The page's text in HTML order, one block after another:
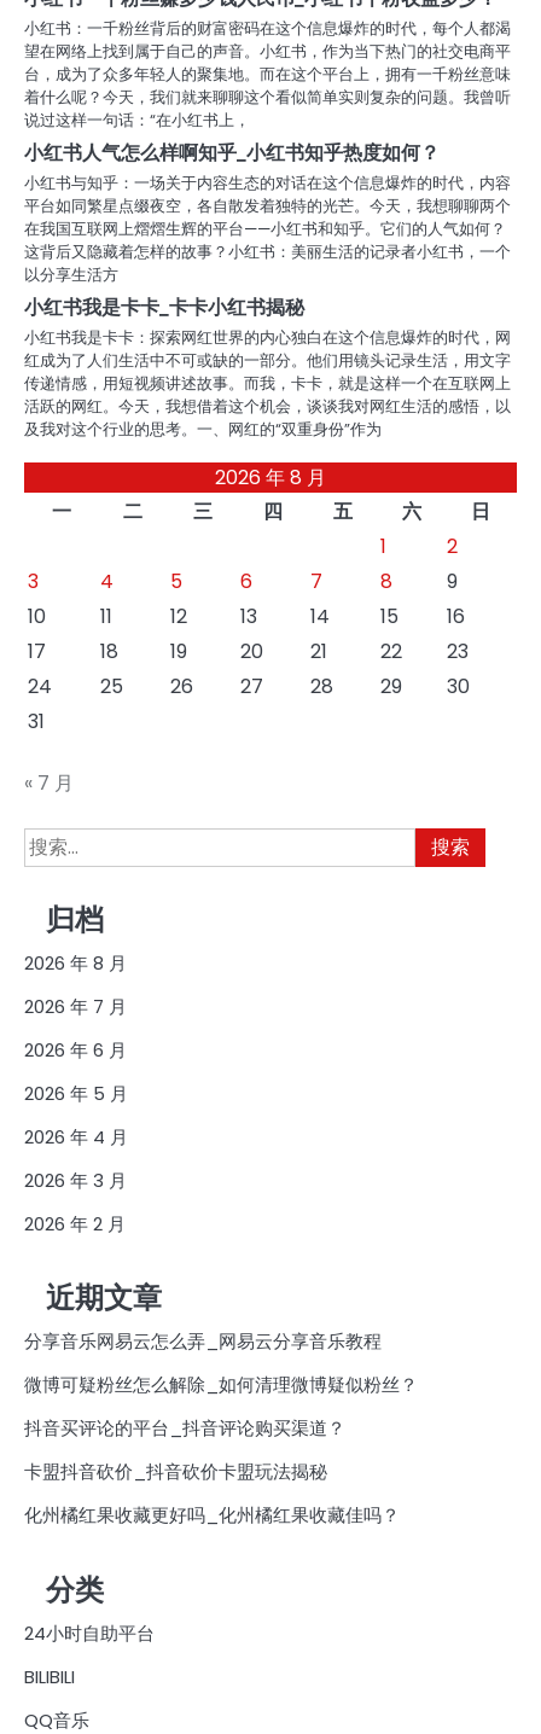
小红书：一千粉丝背后的财富密码在这个信息爆炸的时代，每个人都渴
望在网络上找到属于自己的声音。小红书，作为当下热门的社交电商平
台，成为了众多年轻人的聚集地。而在这个平台上，拥有一千粉丝意味
着什么呢？今天，我们就来聊聊这个看似简单实则复杂的问题。我曾听
说过这样一句话：“在小红书上，
小红书人气怎么样啊知乎_小红书知乎热度如何？
小红书与知乎：一场关于内容生态的对话在这个信息爆炸的时代，内容
平台如同繁星点缀夜空，各自散发着独特的光芒。今天，我想聊聊两个
在我国互联网上熠熠生辉的平台——小红书和知乎。它们的人气如何？
这背后又隐藏着怎样的故事？小红书：美丽生活的记录者小红书，一个
以分享生活方
小红书我是卡卡_卡卡小红书揭秘
小红书我是卡卡：探索网红世界的内心独白在这个信息爆炸的时代，网
红成为了人们生活中不可或缺的一部分。他们用镜头记录生活，用文字
传递情感，用短视频讲述故事。而我，卡卡，就是这样一个在互联网上
活跃的网红。今天，我想借着这个机会，谈谈我对网红生活的感悟，以
及我对这个行业的思考。一、网红的“双重身份”作为
2026 年 8 月
一
二 三 四 五 六
日
1
2
3
4 5 6 7 8
9
10
11 12 13 14 15
16
17
18 19 20 21 22
23
24
25 26 27 28 29
30
31
« 7 月
搜
索：
归档
2026 年 8 月
2026 年 7 月
2026 年 6 月
2026 年 5 月
2026 年 4 月
2026 年 3 月
2026 年 2 月
近期文章
分享音乐网易云怎么弄_网易云分享音乐教程
微博可疑粉丝怎么解除_如何清理微博疑似粉丝？
抖音买评论的平台_抖音评论购买渠道？
卡盟抖音砍价_抖音砍价卡盟玩法揭秘
化州橘红果收藏更好吗_化州橘红果收藏佳吗？
分类
24小时自助平台
BILIBILI
QQ音乐